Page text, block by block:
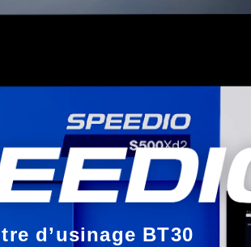
d’usinage BT30